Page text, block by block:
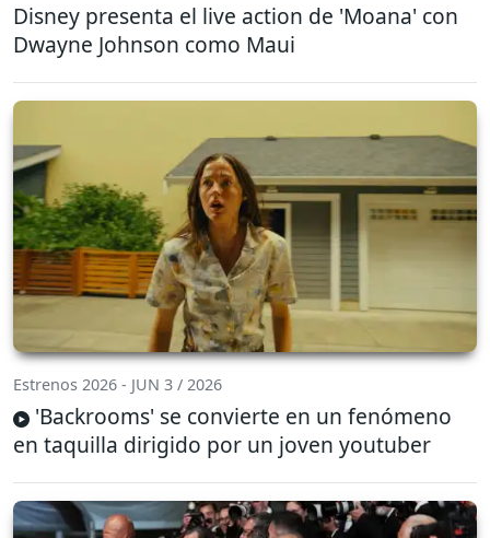
Disney presenta el live action de 'Moana' con
Dwayne Johnson como Maui
Estrenos 2026 - JUN 3 / 2026
'Backrooms' se convierte en un fenómeno
en taquilla dirigido por un joven youtuber